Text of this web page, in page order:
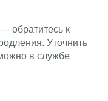
обратитесь к
Уточнить
в службе